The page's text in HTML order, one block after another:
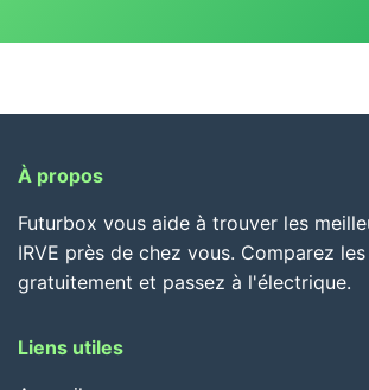
À propos
Futurbox vous aide à trouver les
IRVE près de chez vous. Comparez
gratuitement et passez à l'électrique.
Liens utiles